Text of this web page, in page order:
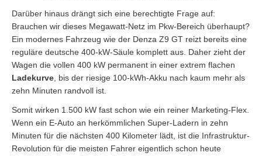
Darüber hinaus drängt sich eine berechtigte Frage auf:
Brauchen wir dieses Megawatt-Netz im Pkw-Bereich überhaupt?
Ein modernes Fahrzeug wie der Denza Z9 GT reizt bereits eine
reguläre deutsche 400-kW-Säule komplett aus. Daher zieht der
Wagen die vollen 400 kW permanent in einer extrem flachen
Ladekurve, bis der riesige 100-kWh-Akku nach kaum mehr als
zehn Minuten randvoll ist.
Somit wirken 1.500 kW fast schon wie ein reiner Marketing-Flex.
Wenn ein E-Auto an herkömmlichen Super-Ladern in zehn
Minuten für die nächsten 400 Kilometer lädt, ist die Infrastruktur-
Revolution für die meisten Fahrer eigentlich schon heute